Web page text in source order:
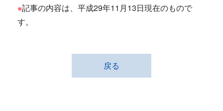
※記事の内容は、平成29年11月13日現在のもので
す。
戻る